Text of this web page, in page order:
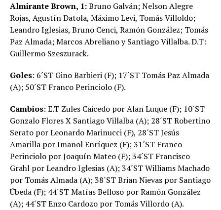
Almirante Brown, 1:Bruno Galván; Nelson Alegre
Rojas, Agustín Datola, Máximo Levi, Tomás Villoldo;
Leandro Iglesias, Bruno Cenci, Ramón González; Tomás
Paz Almada; Marcos Abreliano y Santiago Villalba. D.T:
Guillermo Szeszurack.
Goles: 6´ST Gino Barbieri (F); 17´ST Tomás Paz Almada
(A); 50´ST Franco Perinciolo (F).
Cambios: E.T Zules Caicedo por Alan Luque (F); 10´ST
Gonzalo Flores X Santiago Villalba (A); 28´ST Robertino
Serato por Leonardo Marinucci (F), 28´ST Jesús
Amarilla por Imanol Enríquez (F); 31´ST Franco
Perinciolo por Joaquín Mateo (F); 34´ST Francisco
Grahl por Leandro Iglesias (A); 34´ST Williams Machado
por Tomás Almada (A); 38´ST Brian Nievas por Santiago
Úbeda (F); 44´ST Matías Belloso por Ramón González
(A); 44´ST Enzo Cardozo por Tomás Villordo (A).